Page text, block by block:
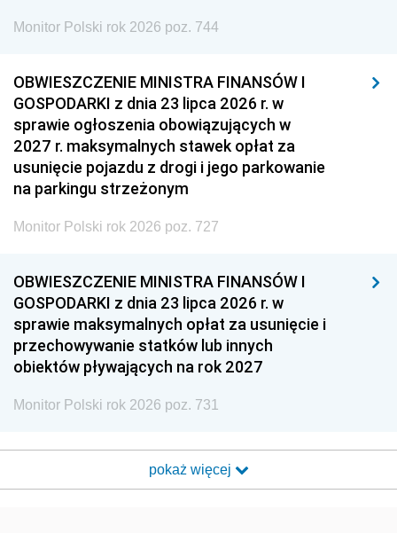
Monitor Polski rok 2026 poz. 744
OBWIESZCZENIE MINISTRA FINANSÓW I
GOSPODARKI z dnia 23 lipca 2026 r. w
sprawie ogłoszenia obowiązujących w
2027 r. maksymalnych stawek opłat za
usunięcie pojazdu z drogi i jego parkowanie
na parkingu strzeżonym
Monitor Polski rok 2026 poz. 727
OBWIESZCZENIE MINISTRA FINANSÓW I
GOSPODARKI z dnia 23 lipca 2026 r. w
sprawie maksymalnych opłat za usunięcie i
przechowywanie statków lub innych
obiektów pływających na rok 2027
Monitor Polski rok 2026 poz. 731
pokaż więcej